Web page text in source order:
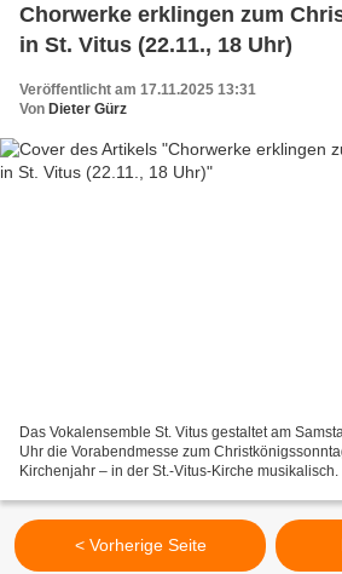
Chorwerke erklingen zum
in St. Vitus (22.11., 18 Uhr)
Veröffentlicht am 17.11.2025 13:31
Von Dieter Gürz
Das Vokalensemble St. Vitus gestaltet am
Uhr die Vorabendmesse zum
Kirchenjahr – in der St.-Vitus-Kirche
< Vorherige Seite